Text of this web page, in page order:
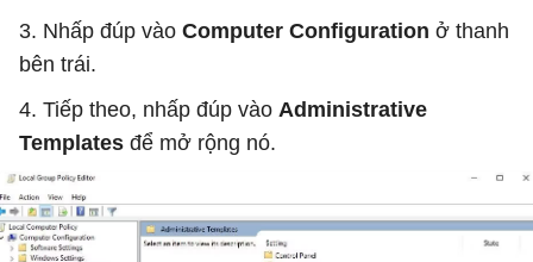
3. Nhấp đúp vào Computer Configuration ở thanh
bên trái.
4. Tiếp theo, nhấp đúp vào Administrative
Templates để mở rộng nó.